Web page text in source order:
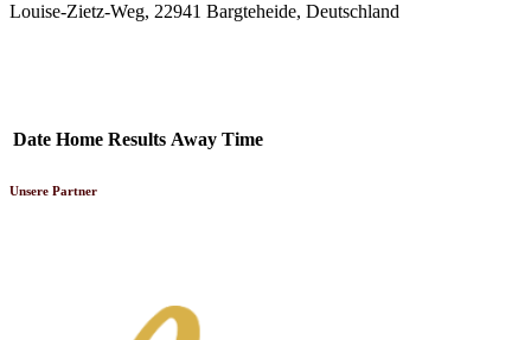
Louise-Zietz-Weg, 22941 Bargteheide, Deutschland
Date Home Results Away Time
Unsere Partner